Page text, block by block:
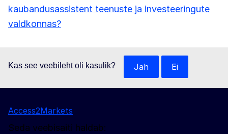
kaubandusassistent teenuste ja investeeringute
valdkonnas?
Kas see veebileht oli kasulik? Jah Ei
Access2Markets
Seda veebisaiti haldab: